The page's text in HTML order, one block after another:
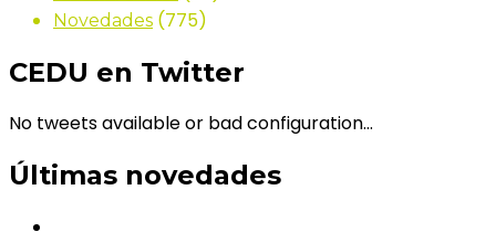
Novedades (775)
CEDU en Twitter
No tweets available or bad configuration...
Últimas novedades